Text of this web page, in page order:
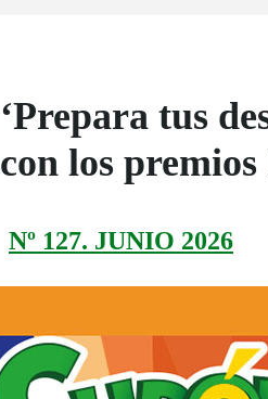
‘Prepara tus
con los
Nº 127. JUNIO 2026